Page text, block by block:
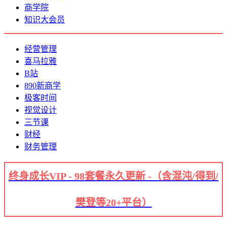
商学院
知识大会员
经营管理
喜马拉雅
B站
890新商学
极客时间
视觉设计
三节课
财经
财务管理
终身成长VIP - 98套餐永久更新 -（含混沌/得到/
樊登等20+平台）